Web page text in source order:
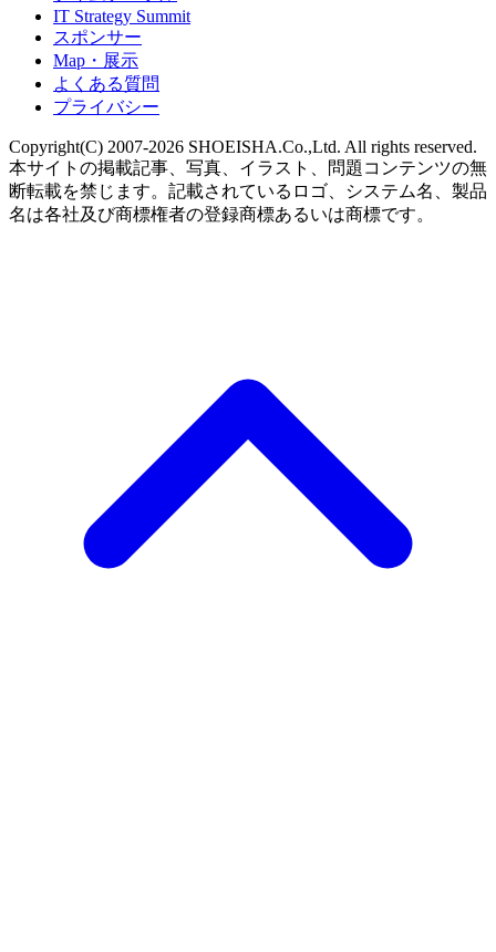
IT Strategy Summit
スポンサー
Map・展示
よくある質問
プライバシー
Copyright(C) 2007-2026 SHOEISHA.Co.,Ltd. All rights reserved.
本サイトの掲載記事、写真、イラスト、問題コンテンツの無
断転載を禁じます。記載されているロゴ、システム名、製品
名は各社及び商標権者の登録商標あるいは商標です。